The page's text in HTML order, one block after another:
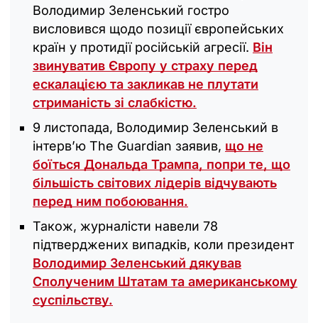
Володимир Зеленський гостро
висловився щодо позиції європейських
країн у протидії російській агресії. Він
звинуватив Європу у страху перед
ескалацією та закликав не плутати
стриманість зі слабкістю.
9 листопада, Володимир Зеленський в
інтерв’ю The Guardian заявив, що не
боїться Дональда Трампа, попри те, що
більшість світових лідерів відчувають
перед ним побоювання.
Також, журналісти навели 78
підтверджених випадків, коли президент
Володимир Зеленський дякував
Сполученим Штатам та американському
суспільству.